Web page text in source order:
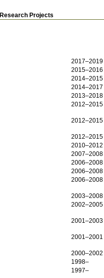
Research Projects
2017–2019
2015–2016
2014–2015
2014–2017
2013–2018
2012–2015
2012–2015
2012–2015
2010–2012
2007–2008
2006–2008
2006–2008
2006–2008
2003–2008
2002–2005
2001–2003
2001–2001
2000–2002
1998–
1997–